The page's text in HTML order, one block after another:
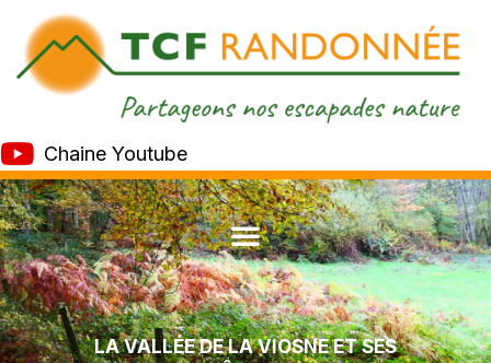
Chaine Youtube
LA VALLÉE DE LA VIOSNE ET SES